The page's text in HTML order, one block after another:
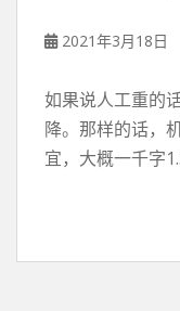
2021年3月18日
如果说人工重的
降。那样的话，
宜，大概一千字